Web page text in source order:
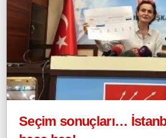
Seçim sonuçları…